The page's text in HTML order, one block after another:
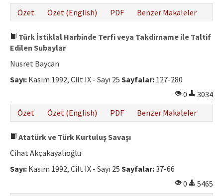
Özet
Özet (English) PDF Benzer Makaleler
Türk İstiklal Harbinde Terfi veya Takdirname ile Taltif
Edilen Subaylar
Nusret Baycan
Sayı: Kasım 1992, Cilt IX - Sayı 25 Sayfalar: 127-280
0
3034
Özet
Özet (English) PDF Benzer Makaleler
Atatürk ve Türk Kurtuluş Savaşı
Cihat Akçakayalıoğlu
Sayı: Kasım 1992, Cilt IX - Sayı 25 Sayfalar:37-66
0
5465